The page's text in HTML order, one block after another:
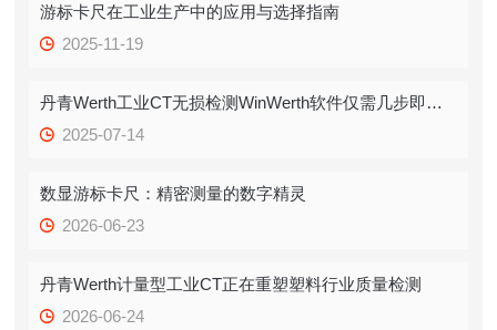
游标卡尺在工业生产中的应用与选择指南
2025-11-19
丹青Werth工业CT无损检测WinWerth软件仅需几步即可实现最佳断层扫描
2025-07-14
数显游标卡尺：精密测量的数字精灵
2026-06-23
丹青Werth计量型工业CT正在重塑塑料行业质量检测
2026-06-24